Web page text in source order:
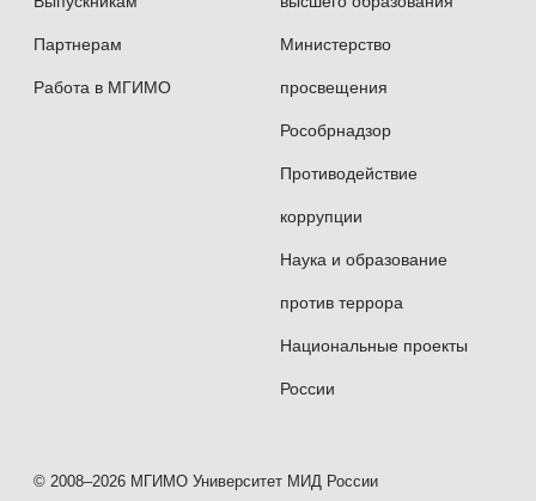
Партнерам
Работа в МГИМО
Министерство
просвещения
Рособрнадзор
Противодействие
коррупции
Наука и образование
против террора
Национальные проекты
России
© 2008–2026 МГИМО Университет МИД России